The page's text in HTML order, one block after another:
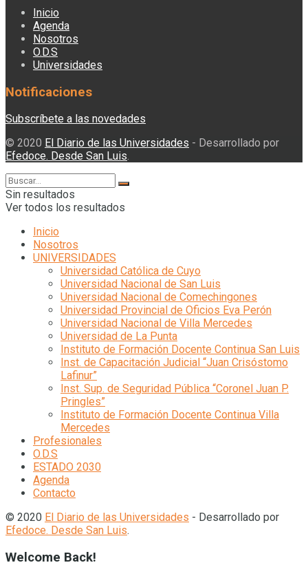
Inicio
Agenda
Nosotros
O.D.S
Universidades
Notificaciones
Subscríbete a las novedades
© 2020 El Diario de las Universidades - Desarrollado por
Efedoce. Desde San Luis.
Sin resultados
Ver todos los resultados
Inicio
Nosotros
UNIVERSIDADES
Universidad Católica de Cuyo
Universidad Nacional de San Luis
Universidad Nacional de Comechingones
Universidad Provincial de Oficios Eva Perón
Universidad Nacional de Villa Mercedes
Universidad de La Punta
Instituto de Formación Docente Continua San Luis
Inst. de Capacitación Judicial “Juan Crisóstomo
Lafinur”
Inst. Sup. de Seguridad Pública “Coronel Juan P.
Pringles”
Instituto de Formación Docente Continua Villa
Mercedes
Profesionales
O.D.S
ESTADO 2030
Agenda
Contacto
© 2020 El Diario de las Universidades - Desarrollado por
Efedoce. Desde San Luis.
Welcome Back!